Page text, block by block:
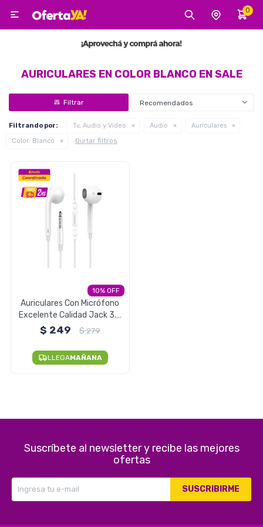
0

AURICULARES EN COLOR BLANCO EN SALE
Recomendados
Filtrando por: Tv, Audio y Video Audio
Auriculares
Color: Blanco Quitar filtros
10
Auriculares Con Micrófono
Excelente Calidad Jack 3.5
MM Foneng
$ 249 $279
LLEGAMAÑANA
Suscríbete al newsletter y recibe las mejores
ofertas
SUSCRIBIRME
MI CUENTA
Tecnología
Tv, Audio y Video
Pequeños electrodomésticos
Deportes y Tiempo Libre